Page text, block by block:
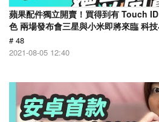
蘋果配件獨立開賣！買得到有 Touch
色 兩場發布會三星與小米即將來臨 科
# 48
2021-08-05 12:40